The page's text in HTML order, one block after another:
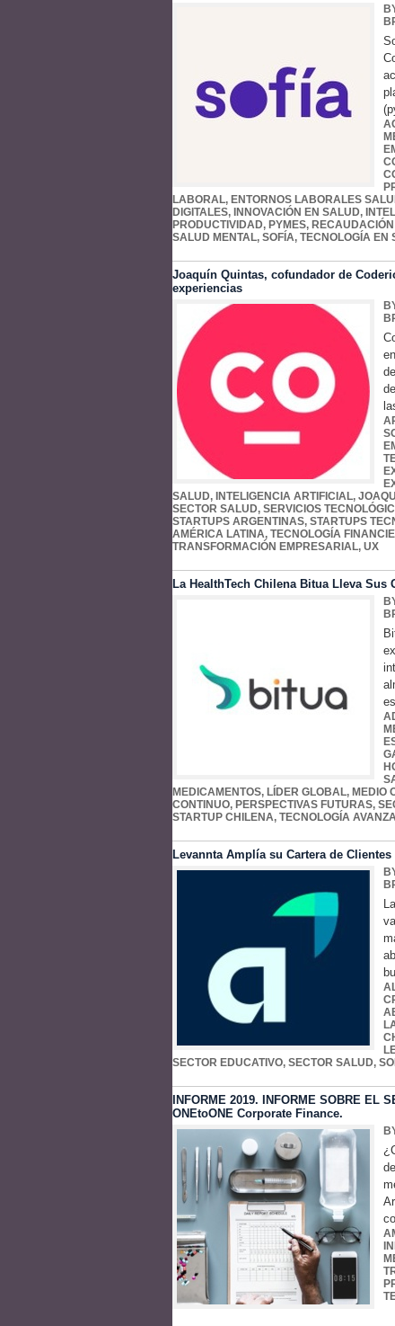
LABORAL, ENTORNOS LABORALES
DIGITALES, INNOVACIÓN EN SALUD,
PRODUCTIVIDAD, PYMES,
SALUD MENTAL, SOFÍA, TECNOLOGÍA EN
Joaquín Quintas, cofundador de
experiencias
SALUD, INTELIGENCIA ARTIFICIAL,
SECTOR SALUD, SERVICIOS
STARTUPS ARGENTINAS, STARTUPS
AMÉRICA LATINA, TECNOLOGÍA
TRANSFORMACIÓN EMPRESARIAL, UX
La HealthTech Chilena Bitua Lleva
MEDICAMENTOS, LÍDER GLOBAL, MEDIO
CONTINUO, PERSPECTIVAS FUTURAS,
STARTUP CHILENA, TECNOLOGÍA
Levannta Amplía su Cartera de
SECTOR EDUCATIVO, SECTOR SALUD,
INFORME 2019. INFORME SOBRE EL
ONEtoONE Corporate Finance.